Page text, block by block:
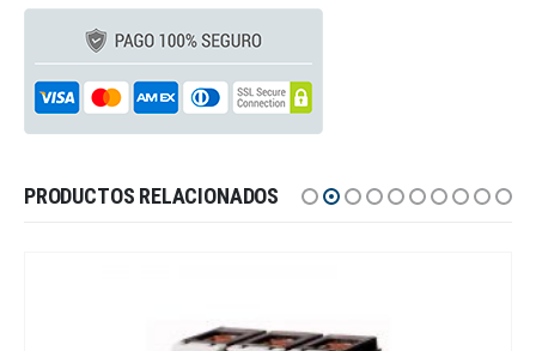
PRODUCTOS RELACIONADOS